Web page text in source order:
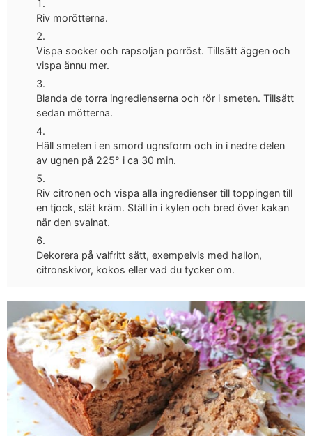
Riv morötterna.
Vispa socker och rapsoljan porröst. Tillsätt äggen och
vispa ännu mer.
Blanda de torra ingredienserna och rör i smeten. Tillsätt
sedan mötterna.
Häll smeten i en smord ugnsform och in i nedre delen
av ugnen på 225° i ca 30 min.
Riv citronen och vispa alla ingredienser till toppingen till
en tjock, slät kräm. Ställ in i kylen och bred över kakan
när den svalnat.
Dekorera på valfritt sätt, exempelvis med hallon,
citronskivor, kokos eller vad du tycker om.